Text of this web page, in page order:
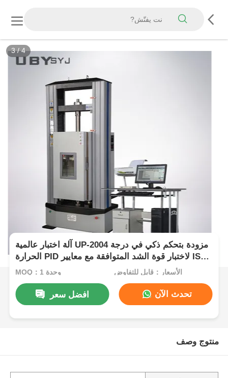
3/4
آلة اختبار عالمية UP-2004 مزودة بتحكم ذكي في درجة
الحرارة PID لاختبار قوة الشد المتوافقة مع معايير ISO
ASTM GB عند قوة قصوى تبلغ 10 كيلو نيوتن
MOQ：1 وحدة الأسعار：قابل للتفاوض
افضل سعر تحدث الآن
منتوج وصف